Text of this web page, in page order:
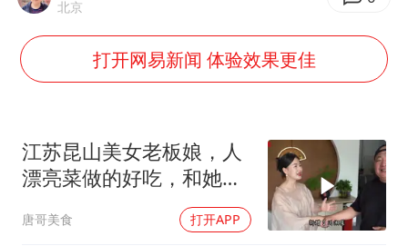
胜宏科技：股票交易异常波动
老中医：立秋后养心是关键
我国外贸延续良好增长态势
欧阳娜娜窦靖童好搭
北京
打开网易新闻 体验效果更佳
江苏昆山美女老板娘，人
漂亮菜做的好吃，和她小
唐哥美食 打开APP